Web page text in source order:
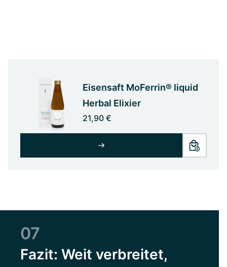
Eisensaft MoFerrin® liquid
Herbal Elixier
21,90 €
07
Fazit: Weit verbreitet,